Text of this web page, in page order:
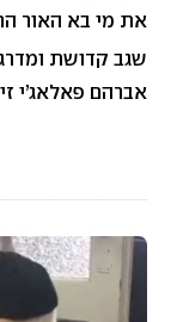
את מי בא האור
שגב קדושת
אברהם פאלאג’י